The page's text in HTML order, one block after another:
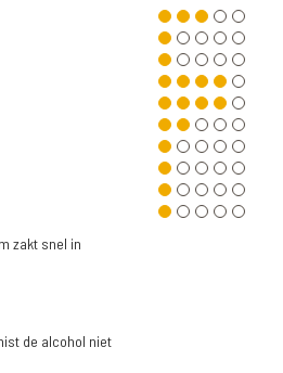
zakt snel in
de alcohol niet